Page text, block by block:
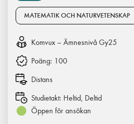
MATEMATIK OCH NATURVETENSKAP
Komvux – Ämnesnivå Gy25
Poäng: 100
Distans
Studietakt: Heltid, Deltid
Öppen för ansökan